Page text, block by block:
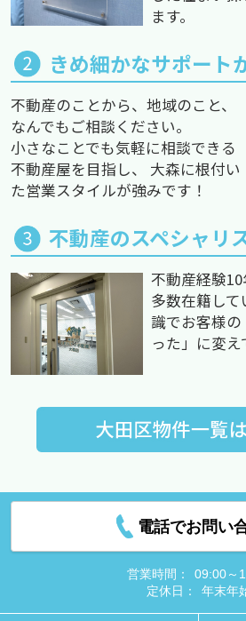
ます。
きめ細かなサポート
不動産のことから、地域のこと、
なんでもご相談ください。
小さなことでも気軽に相談できる
不動産屋を目指し、 大森に根付い
た営業スタイルが強みです！
不動産のスペシャリ
不動産経験
多数在籍し
識でお客様
った」に変え
電話でお問い
営業時間：
09:00～
定休日：
年末年